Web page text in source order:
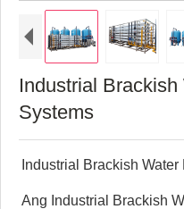
Industrial
Systems
Industrial Brackish
Ang Industrial Brackish